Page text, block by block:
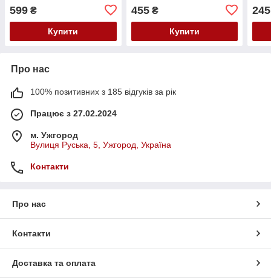
599 ₴
Купити
455₴
Купити
245
Про нас
100% позитивних з 185 відгуків за рік
Працює з 27.02.2024
м. Ужгород
Вулиця Руська, 5, Ужгород, Україна
Контакти
Про нас
Контакти
Доставка та оплата